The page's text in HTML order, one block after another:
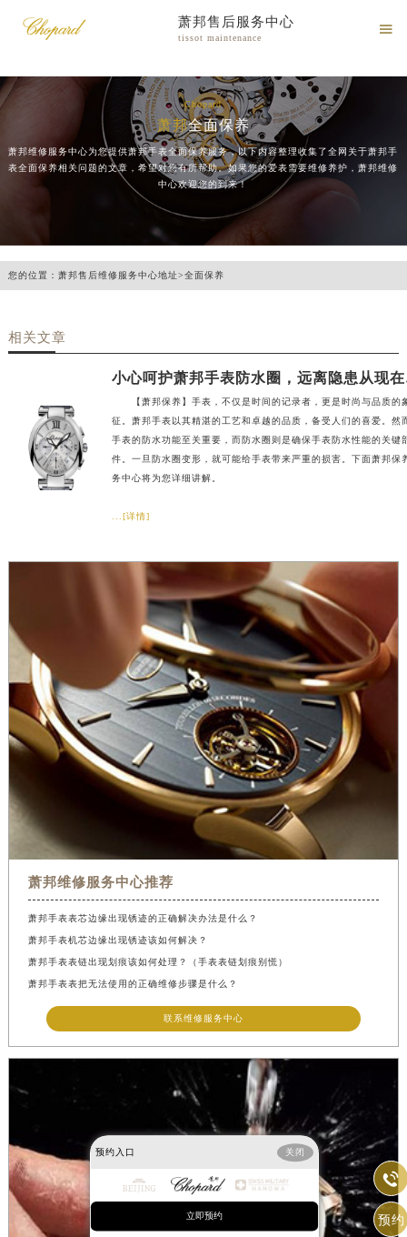
萧邦售后服务中心
tissot maintenance

Chopard
萧邦全面保养
萧邦维修服务中心为您提供萧邦手表全面保养服务，以下内容整理收集了全网关于萧邦手
表全面保养相关问题的文章，希望对您有所帮助。如果您的爱表需要维修养护，萧邦维修
中心欢迎您的到来！
您的位置： 萧邦售后维修服务中心地址>全面保养
相关文章
小
【萧邦保养】手表，不仅是时间的记录者，更是时尚与品质的
征。萧邦手表以其精湛的工艺和卓越的品质，备受人们的喜爱。然
手表的防水功能至关重要，而防水圈则是确保手表防水性能的关键
件。一旦防水圈变形，就可能给手表带来严重的损害。下面萧邦保
务中心将为您详细讲解。
...[详情]
萧邦维修服务中心推荐
萧邦手表表芯边缘出现锈迹的正确解决办法是什么？
萧邦手表机芯边缘出现锈迹该如何解决？
萧邦手表表链出现划痕该如何处理？（手表表链划痕别慌）
萧邦手表表把无法使用的正确维修步骤是什么？
联系维修服务中心

预约
预约入口 关闭
立即预约